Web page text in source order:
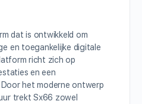
dat is ontwikkeld om
en toegankelijke digitale
richt zich op
en een
het moderne ontwerp
trekt Sx66 zowel